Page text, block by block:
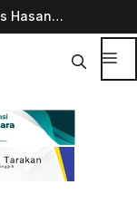
Hasan